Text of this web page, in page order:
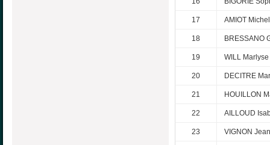
17 AMIOT Michel
18 BRESSANO
19 WILL Marlyse
20 DECITRE
21 HOUILLON
22 AILLOUD
23 VIGNON